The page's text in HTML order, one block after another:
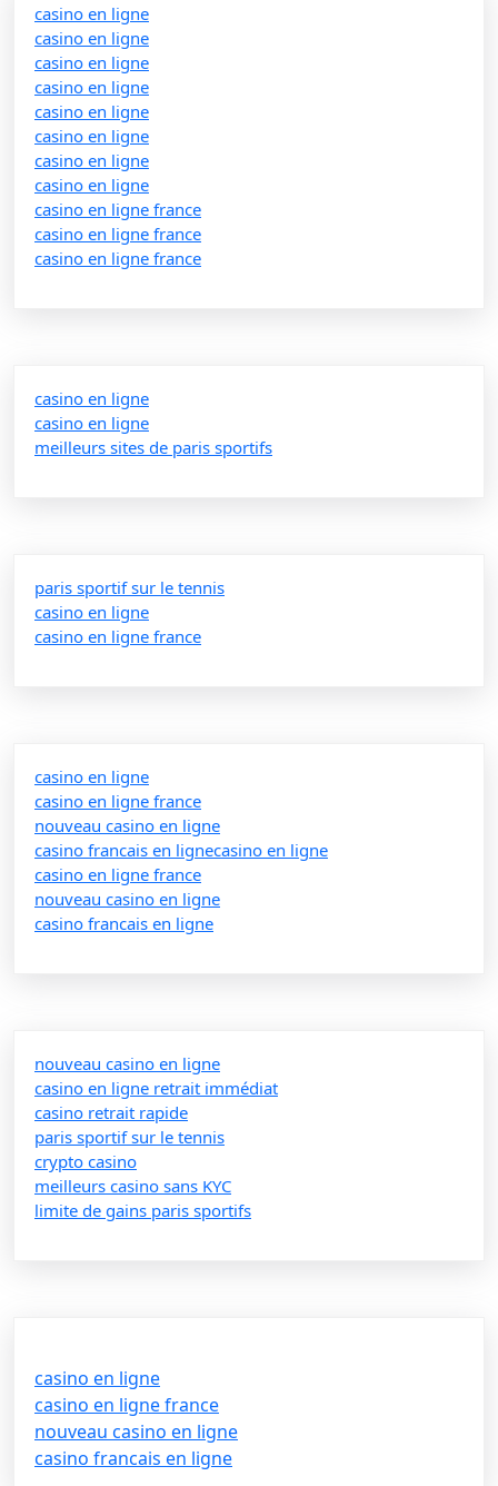
casino en ligne
casino en ligne
casino en ligne
casino en ligne
casino en ligne
casino en ligne
casino en ligne
casino en ligne
casino en ligne france
casino en ligne france
casino en ligne france
casino en ligne
casino en ligne
meilleurs sites de paris sportifs
paris sportif sur le tennis
casino en ligne
casino en ligne france
casino en ligne
casino en ligne france
nouveau casino en ligne
casino francais en lignecasino en ligne
casino en ligne france
nouveau casino en ligne
casino francais en ligne
nouveau casino en ligne
casino en ligne retrait immédiat
casino retrait rapide
paris sportif sur le tennis
crypto casino
meilleurs casino sans KYC
limite de gains paris sportifs
casino en ligne
casino en ligne france
nouveau casino en ligne
casino francais en ligne